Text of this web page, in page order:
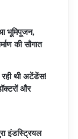
भूमिपूजन,
की सौगात
थी अटेंडेंस!
और
इंडस्ट्रियल